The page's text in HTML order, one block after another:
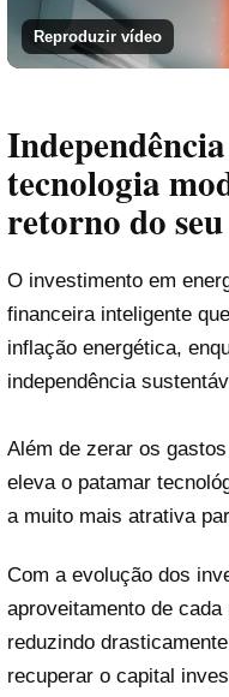
Reproduzir vídeo
tecnologia
retorno do
O investimento em
financeira inteligente
inflação energética,
independência
Além de zerar os
eleva o patamar
a muito mais atrativa
Com a evolução dos
aproveitamento de
reduzindo
recuperar o capital